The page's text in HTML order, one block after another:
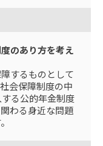
のあり方を考え
するものとして
会保障制度の中
る公的年金制度
わる身近な問題